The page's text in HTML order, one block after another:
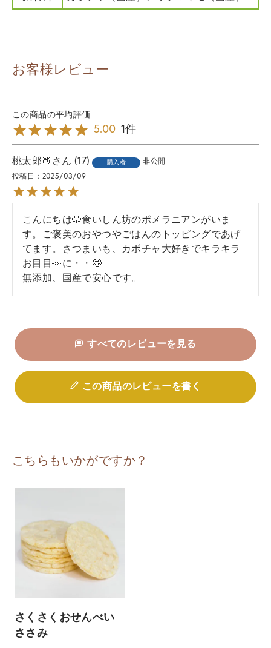
お客様レビュー
5.00 1
桃太郎🍑 17 購入者 非公開
投稿日 2025/03/09
こんにちは🐶食いしん坊のポメラニアンがいま
す。ご褒美のおやつやごはんのトッピングであげ
てます。さつまいも、カボチャ大好きでキラキラ
お目目👀に・・🤩
無添加、国産で安心です。
すべてのレビューを見る
この商品のレビューを書く
こちらもいかがですか？
さくさくおせんべい
ささみ